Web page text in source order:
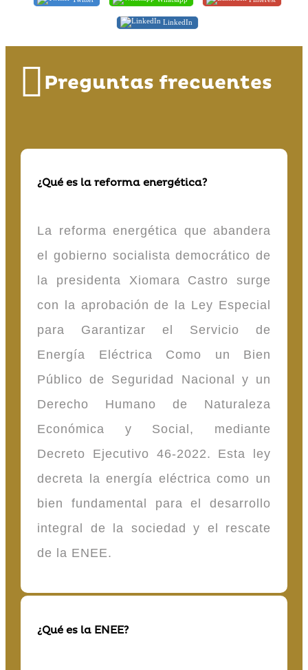
LinkedIn
Preguntas frecuentes
¿Qué es la reforma energética?
La reforma energética que abandera
el gobierno socialista democrático de
la presidenta Xiomara Castro surge
con la aprobación de la Ley Especial
para Garantizar el Servicio de
Energía Eléctrica Como un Bien
Público de Seguridad Nacional y un
Derecho Humano de Naturaleza
Económica y Social, mediante
Decreto Ejecutivo 46-2022. Esta ley
decreta la energía eléctrica como un
bien fundamental para el desarrollo
integral de la sociedad y el rescate
de la ENEE.
¿Qué es la ENEE?